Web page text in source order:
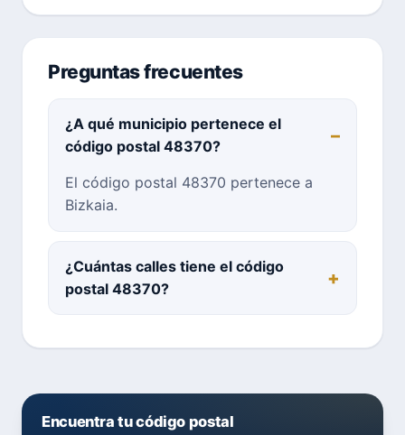
Preguntas frecuentes
¿A qué municipio pertenece el
código postal 48370?
El código postal 48370 pertenece a
Bizkaia.
¿Cuántas calles tiene el código
postal 48370?
Encuentra tu código postal